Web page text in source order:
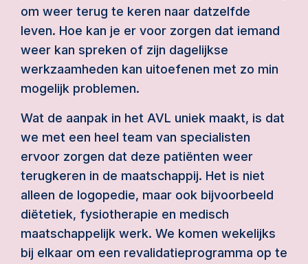
om weer terug te keren naar datzelfde
leven. Hoe kan je er voor zorgen dat iemand
weer kan spreken of zijn dagelijkse
werkzaamheden kan uitoefenen met zo min
mogelijk problemen.
Wat de aanpak in het AVL uniek maakt, is dat
we met een heel team van specialisten
ervoor zorgen dat deze patiënten weer
terugkeren in de maatschappij. Het is niet
alleen de logopedie, maar ook bijvoorbeeld
diëtetiek, fysiotherapie en medisch
maatschappelijk werk. We komen wekelijks
bij elkaar om een revalidatieprogramma op te